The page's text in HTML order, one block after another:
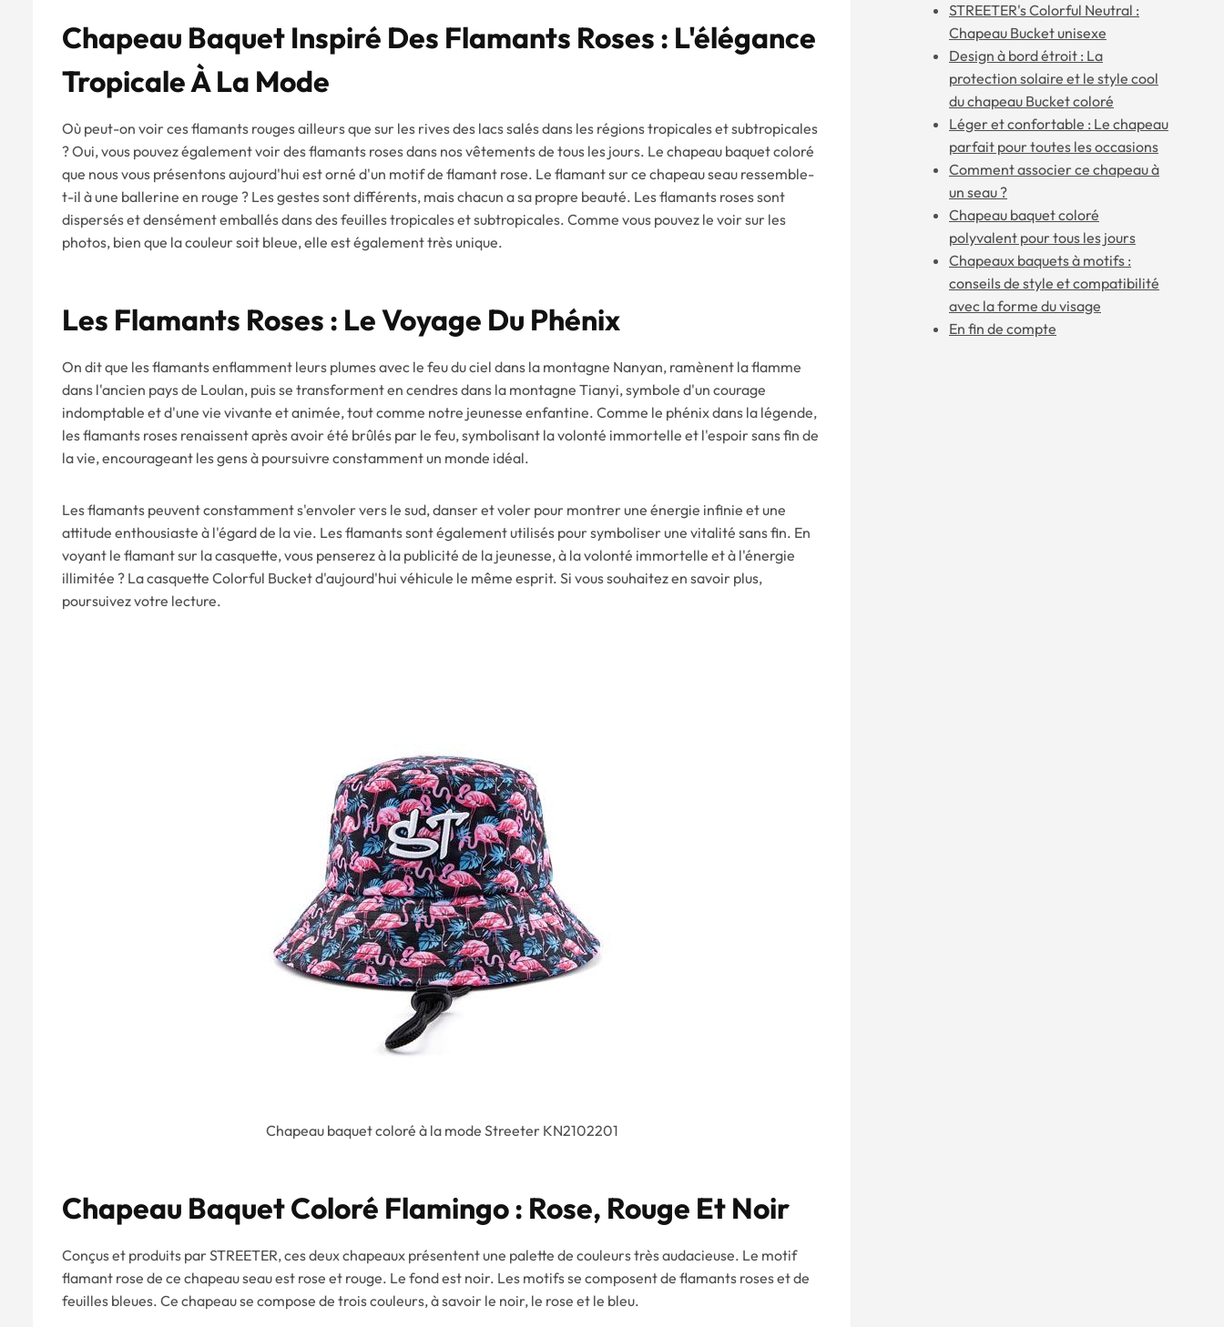
Chapeau Baquet Inspiré Des Flamants Roses : L'élégance
Tropicale À La Mode
Où peut-on voir ces flamants rouges ailleurs que sur les rives des lacs salés dans les régions tropicales et subtropicales
? Oui, vous pouvez également voir des flamants roses dans nos vêtements de tous les jours. Le chapeau baquet coloré
que nous vous présentons aujourd'hui est orné d'un motif de flamant rose. Le flamant sur ce chapeau seau ressemble-
t-il à une ballerine en rouge ? Les gestes sont différents, mais chacun a sa propre beauté. Les flamants roses sont
dispersés et densément emballés dans des feuilles tropicales et subtropicales. Comme vous pouvez le voir sur les
photos, bien que la couleur soit bleue, elle est également très unique.
Les Flamants Roses : Le Voyage Du Phénix
On dit que les flamants enflamment leurs plumes avec le feu du ciel dans la montagne Nanyan, ramènent la flamme
dans l'ancien pays de Loulan, puis se transforment en cendres dans la montagne Tianyi, symbole d'un courage
indomptable et d'une vie vivante et animée, tout comme notre jeunesse enfantine. Comme le phénix dans la légende,
les flamants roses renaissent après avoir été brûlés par le feu, symbolisant la volonté immortelle et l'espoir sans fin de
la vie, encourageant les gens à poursuivre constamment un monde idéal.
Les flamants peuvent constamment s'envoler vers le sud, danser et voler pour montrer une énergie infinie et une
attitude enthousiaste à l'égard de la vie. Les flamants sont également utilisés pour symboliser une vitalité sans fin. En
voyant le flamant sur la casquette, vous penserez à la publicité de la jeunesse, à la volonté immortelle et à l'énergie
illimitée ? La casquette Colorful Bucket d'aujourd'hui véhicule le même esprit. Si vous souhaitez en savoir plus,
poursuivez votre lecture.
Chapeau baquet coloré à la mode Streeter KN2102201
Chapeau Baquet Coloré Flamingo : Rose, Rouge Et Noir
Conçus et produits par STREETER, ces deux chapeaux présentent une palette de couleurs très audacieuse. Le motif
flamant rose de ce chapeau seau est rose et rouge. Le fond est noir. Les motifs se composent de flamants roses et de
feuilles bleues. Ce chapeau se compose de trois couleurs, à savoir le noir, le rose et le bleu.
STREETER's Colorful Neutral :
Chapeau Bucket unisexe
Design à bord étroit : La
protection solaire et le style cool
du chapeau Bucket coloré
Léger et confortable : Le chapeau
parfait pour toutes les occasions
Comment associer ce chapeau à
un seau ?
Chapeau baquet coloré
polyvalent pour tous les jours
Chapeaux baquets à motifs :
conseils de style et compatibilité
avec la forme du visage
En fin de compte